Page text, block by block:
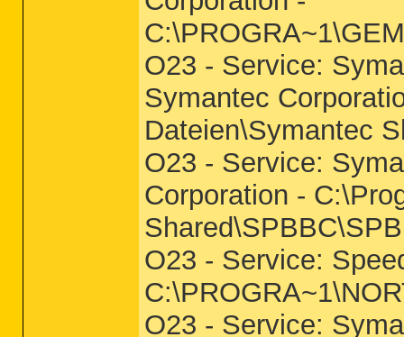
O23 - Service:
Symantec
Dateien\Symantec
O23 - Service:
Corporation -
O23 - Service:
O23 - Service: